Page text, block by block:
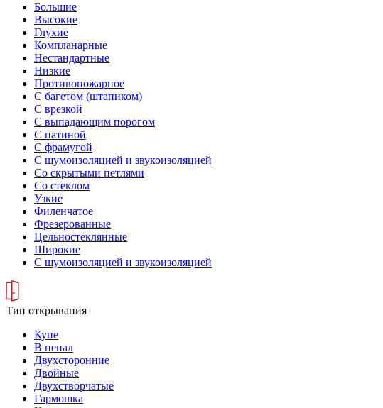
Большие
Высокие
Глухие
Компланарные
Нестандартные
Низкие
Противопожарное
С багетом (штапиком)
С врезкой
С выпадающим порогом
С патиной
С фрамугой
С шумоизоляцией и звукоизоляцией
Со скрытыми петлями
Со стеклом
Узкие
Филенчатое
Фрезерованные
Цельностеклянные
Широкие
С шумоизоляцией и звукоизоляцией
Тип открывания
Купе
В пенал
Двухсторонние
Двойные
Двухстворчатые
Гармошка